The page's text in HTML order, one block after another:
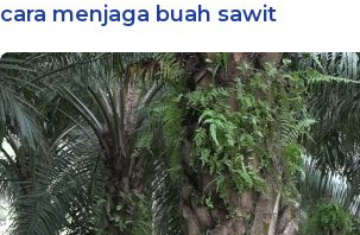
cara menjaga buah sawit